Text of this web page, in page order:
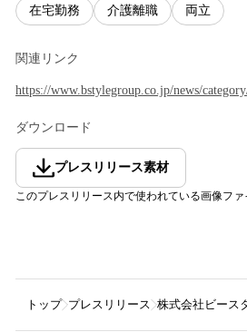
在宅勤務 介護離職 両立
関連リンク
https://www.bstylegroup.co.jp/news/
ダウンロード
プレスリリース素材
このプレスリリース内で使われている画像フ
トップ プレスリリース 株式会社ビース